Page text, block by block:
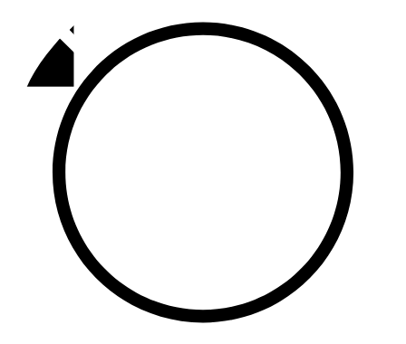
92,9 FM
Базарлы матак
107,1 FM
Балык бистәсе
104,9 FM
Баулы
107,5 FM
Биләр